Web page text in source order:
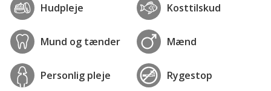
Hudpleje Kosttilskud
Mund og tænder Mænd
Personlig pleje Rygestop